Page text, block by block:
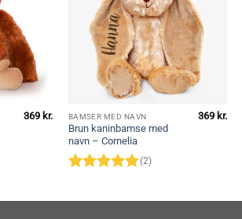
369 kr. BAMSER MED NAVN
Brun kaninbamse med
navn – Cornelia
(2)
369 kr.